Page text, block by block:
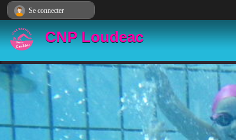
CNP Loudeac
Se connecter
Panneau de gestion des cookies